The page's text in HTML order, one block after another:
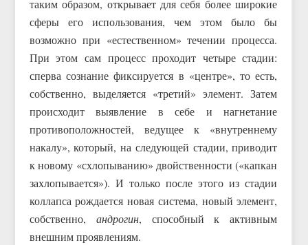
таким образом, открывает для себя более широкие
сферы его использования, чем этом было бы
возможно при «естественном» течении процесса.
При этом сам процесс проходит четыре стадии:
сперва сознание фиксируется в «центре», то есть,
собственно, выделяется «третий» элемент. Затем
происходит выявление в себе и нагнетание
противоположностей, ведущее к «внутреннему
накалу», который, на следующей стадии, приводит
к новому «схлопыванию» двойственности («капкан
захлопывается»). И только после этого из стадии
коллапса рождается новая система, новый элемент,
собственно, андрогин, способный к активным
внешним проявлениям.